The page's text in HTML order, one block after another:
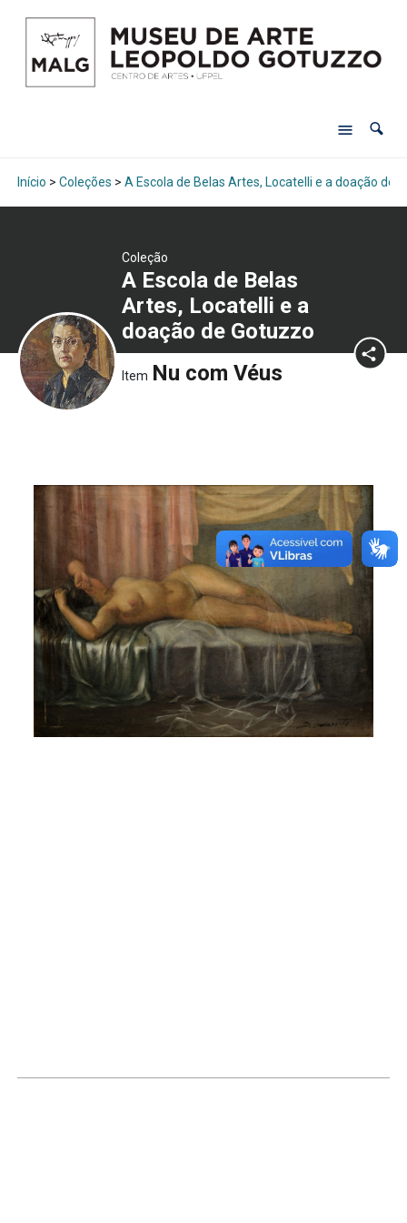
Início > Coleções > A Escola de Belas Artes, Locatelli e a doação de
Coleção
A Escola de Belas
Artes, Locatelli e a
doação de Gotuzzo
Item Nu com Véus